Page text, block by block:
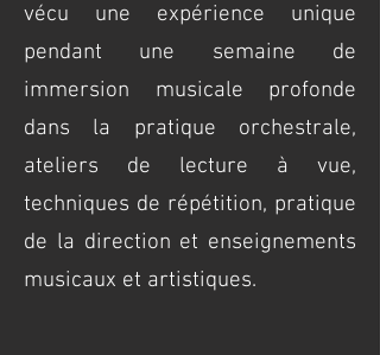
vécu une expérience unique
pendant une semaine de
immersion musicale profonde
dans la pratique orchestrale,
ateliers de lecture à vue,
techniques de répétition, pratique
de la direction et enseignements
musicaux et artistiques.